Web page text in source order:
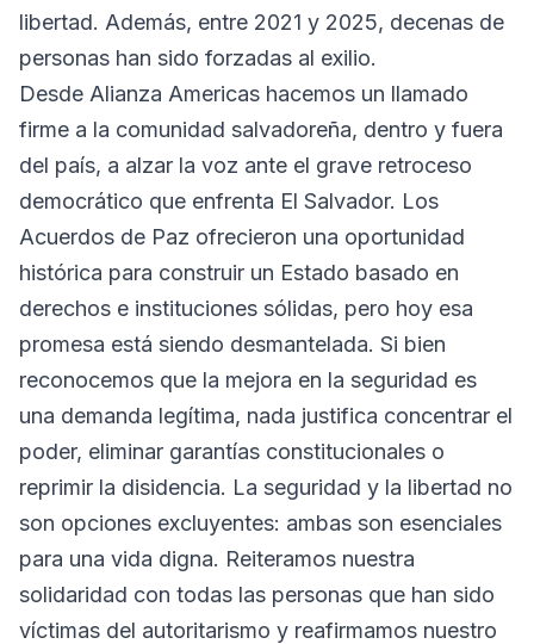
libertad. Además, entre 2021 y 2025, decenas de
personas han sido forzadas al exilio.
Desde Alianza Americas hacemos un llamado
firme a la comunidad salvadoreña, dentro y fuera
del país, a alzar la voz ante el grave retroceso
democrático que enfrenta El Salvador. Los
Acuerdos de Paz ofrecieron una oportunidad
histórica para construir un Estado basado en
derechos e instituciones sólidas, pero hoy esa
promesa está siendo desmantelada. Si bien
reconocemos que la mejora en la seguridad es
una demanda legítima, nada justifica concentrar el
poder, eliminar garantías constitucionales o
reprimir la disidencia. La seguridad y la libertad no
son opciones excluyentes: ambas son esenciales
para una vida digna. Reiteramos nuestra
solidaridad con todas las personas que han sido
víctimas del autoritarismo y reafirmamos nuestro